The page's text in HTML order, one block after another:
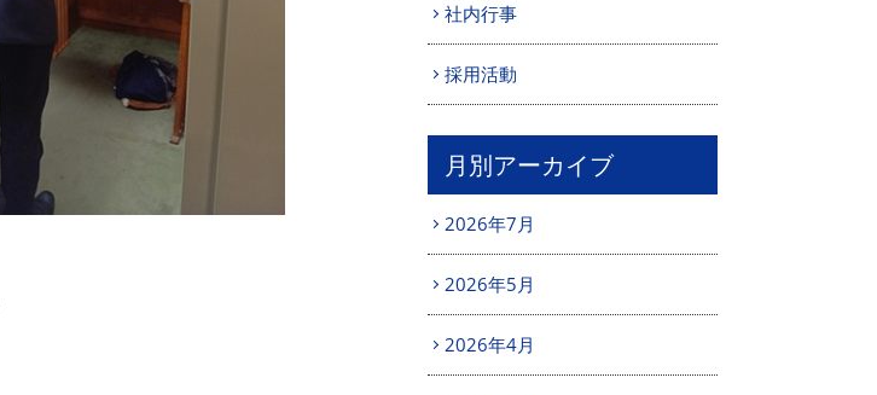
社内行事
採用活動
月別アーカイブ
2026年7月
2026年5月
2026年4月